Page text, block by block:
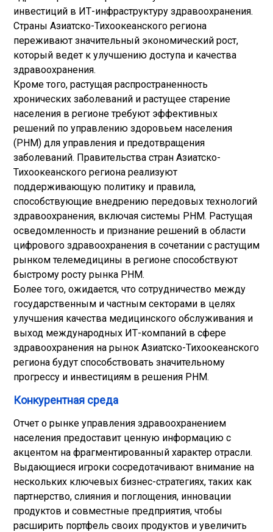
инвестиций в ИТ-инфраструктуру здравоохранения.
Страны Азиатско-Тихоокеанского региона
переживают значительный экономический рост,
который ведет к улучшению доступа и качества
здравоохранения.
Кроме того, растущая распространенность
хронических заболеваний и растущее старение
населения в регионе требуют эффективных
решений по управлению здоровьем населения
(PHM) для управления и предотвращения
заболеваний. Правительства стран Азиатско-
Тихоокеанского региона реализуют
поддерживающую политику и правила,
способствующие внедрению передовых технологий
здравоохранения, включая системы PHM. Растущая
осведомленность и признание решений в области
цифрового здравоохранения в сочетании с растущим
рынком телемедицины в регионе способствуют
быстрому росту рынка PHM.
Более того, ожидается, что сотрудничество между
государственным и частным секторами в целях
улучшения качества медицинского обслуживания и
выход международных ИТ-компаний в сфере
здравоохранения на рынок Азиатско-Тихоокеанского
региона будут способствовать значительному
прогрессу и инвестициям в решения PHM.
Конкурентная среда
Отчет о рынке управления здравоохранением
населения предоставит ценную информацию с
акцентом на фрагментированный характер отрасли.
Выдающиеся игроки сосредотачивают внимание на
нескольких ключевых бизнес-стратегиях, таких как
партнерство, слияния и поглощения, инновации
продуктов и совместные предприятия, чтобы
расширить портфель своих продуктов и увеличить